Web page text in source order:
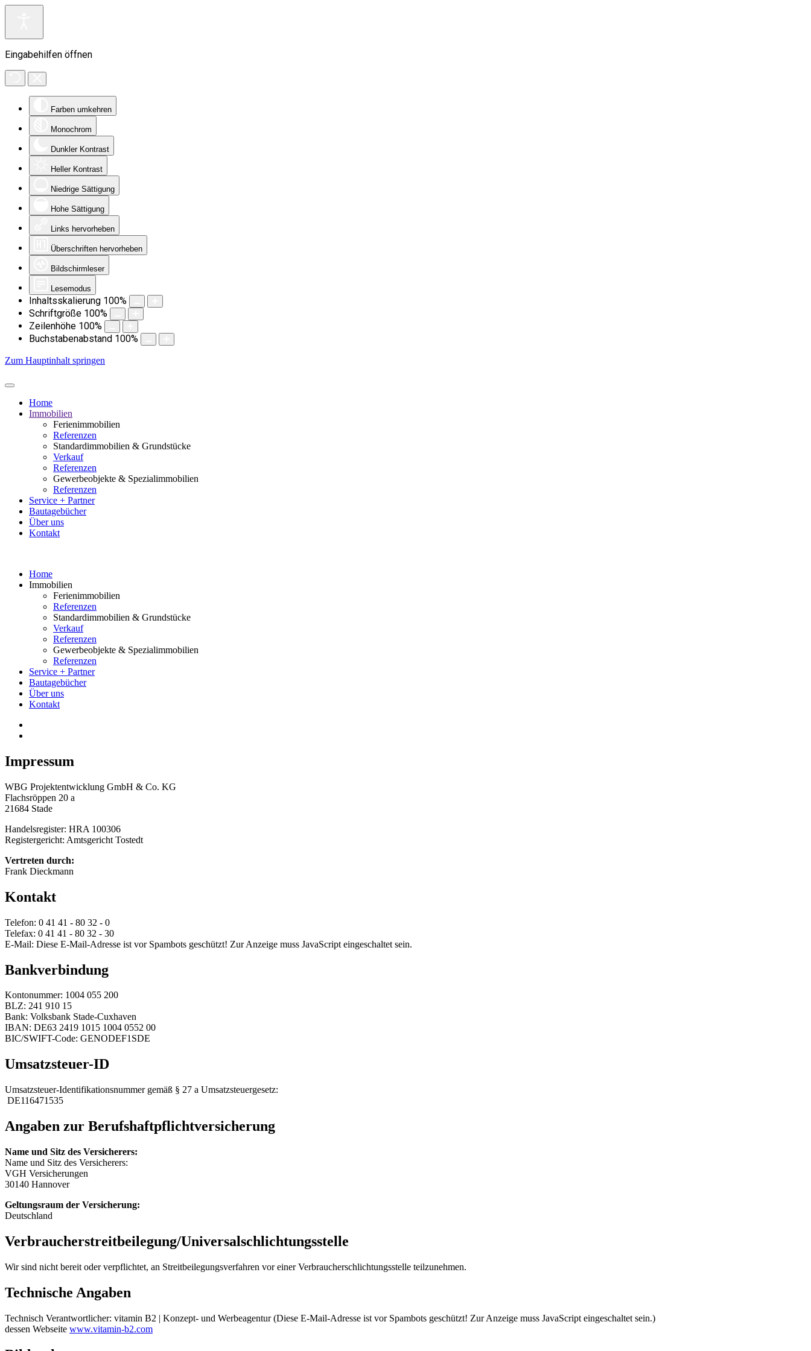
Eingabehilfen öffnen
Farben umkehren
Monochrom
Dunkler Kontrast
Heller Kontrast
Niedrige Sättigung
Hohe Sättigung
Links hervorheben
Überschriften hervorheben
Bildschirmleser
Lesemodus
Inhaltsskalierung 100%
Schriftgröße 100%
Zeilenhöhe 100%
Buchstabenabstand 100%
Zum Hauptinhalt springen
Home
Immobilien
Ferienimmobilien
Referenzen
Standardimmobilien & Grundstücke
Verkauf
Referenzen
Gewerbeobjekte & Spezialimmobilien
Referenzen
Service + Partner
Bautagebücher
Über uns
Kontakt
Home
Immobilien
Ferienimmobilien
Referenzen
Standardimmobilien & Grundstücke
Verkauf
Referenzen
Gewerbeobjekte & Spezialimmobilien
Referenzen
Service + Partner
Bautagebücher
Über uns
Kontakt
Impressum
WBG Projektentwicklung GmbH & Co. KG
Flachsröppen 20 a
21684 Stade
Handelsregister: HRA 100306
Registergericht: Amtsgericht Tostedt
Vertreten durch:
Frank Dieckmann
Kontakt
Telefon: 0 41 41 - 80 32 - 0
Telefax: 0 41 41 - 80 32 - 30
E-Mail: Diese E-Mail-Adresse ist vor Spambots geschützt! Zur Anzeige muss JavaScript eingeschaltet sein.
Bankverbindung
Kontonummer: 1004 055 200
BLZ: 241 910 15
Bank: Volksbank Stade-Cuxhaven
IBAN: DE63 2419 1015 1004 0552 00
BIC/SWIFT-Code: GENODEF1SDE
Umsatzsteuer-ID
Umsatzsteuer-Identifikationsnummer gemäß § 27 a Umsatzsteuergesetz:
DE116471535
Angaben zur Berufs­haftpflicht­versicherung
Name und Sitz des Versicherers:
Name und Sitz des Versicherers:
VGH Versicherungen
30140 Hannover
Geltungsraum der Versicherung:
Deutschland
Verbraucher­streit­beilegung/Universal­schlichtungs­stelle
Wir sind nicht bereit oder verpflichtet, an Streitbeilegungsverfahren vor einer Verbraucherschlichtungsstelle teilzunehmen.
Technische Angaben
Technisch Verantwortlicher: vitamin B2 | Konzept- und Werbeagentur (Diese E-Mail-Adresse ist vor Spambots geschützt! Zur Anzeige muss JavaScript eingeschaltet sein.)
dessen Webseite www.vitamin-b2.com